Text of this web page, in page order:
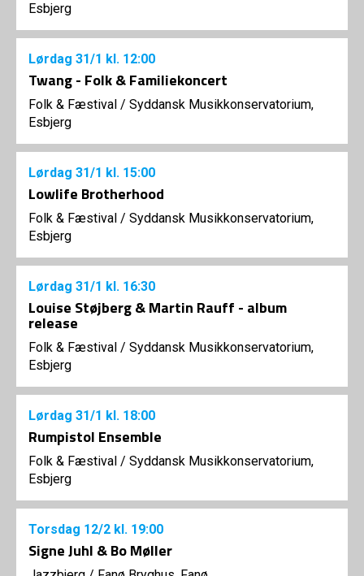
Esbjerg
Lørdag 31/1 kl. 12:00
Twang - Folk & Familiekoncert
Folk & Fæstival / Syddansk Musikkonservatorium,
Esbjerg
Lørdag 31/1 kl. 15:00
Lowlife Brotherhood
Folk & Fæstival / Syddansk Musikkonservatorium,
Esbjerg
Lørdag 31/1 kl. 16:30
Louise Støjberg & Martin Rauff - album
release
Folk & Fæstival / Syddansk Musikkonservatorium,
Esbjerg
Lørdag 31/1 kl. 18:00
Rumpistol Ensemble
Folk & Fæstival / Syddansk Musikkonservatorium,
Esbjerg
Torsdag 12/2 kl. 19:00
Signe Juhl & Bo Møller